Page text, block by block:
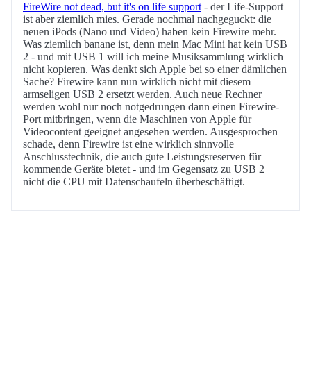
FireWire not dead, but it's on life support - der Life-Support
ist aber ziemlich mies. Gerade nochmal nachgeguckt: die
neuen iPods (Nano und Video) haben kein Firewire mehr.
Was ziemlich banane ist, denn mein Mac Mini hat kein USB
2 - und mit USB 1 will ich meine Musiksammlung wirklich
nicht kopieren. Was denkt sich Apple bei so einer dämlichen
Sache? Firewire kann nun wirklich nicht mit diesem
armseligen USB 2 ersetzt werden. Auch neue Rechner
werden wohl nur noch notgedrungen dann einen Firewire-
Port mitbringen, wenn die Maschinen von Apple für
Videocontent geeignet angesehen werden. Ausgesprochen
schade, denn Firewire ist eine wirklich sinnvolle
Anschlusstechnik, die auch gute Leistungsreserven für
kommende Geräte bietet - und im Gegensatz zu USB 2
nicht die CPU mit Datenschaufeln überbeschäftigt.